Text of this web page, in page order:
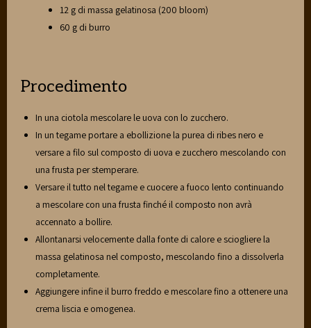
12 g di massa gelatinosa (200 bloom)
60 g di burro
Procedimento
In una ciotola mescolare le uova con lo zucchero.
In un tegame portare a ebollizione la purea di ribes nero e
versare a filo sul composto di uova e zucchero mescolando con
una frusta per stemperare.
Versare il tutto nel tegame e cuocere a fuoco lento continuando
a mescolare con una frusta finché il composto non avrà
accennato a bollire.
Allontanarsi velocemente dalla fonte di calore e sciogliere la
massa gelatinosa nel composto, mescolando fino a dissolverla
completamente.
Aggiungere infine il burro freddo e mescolare fino a ottenere una
crema liscia e omogenea.